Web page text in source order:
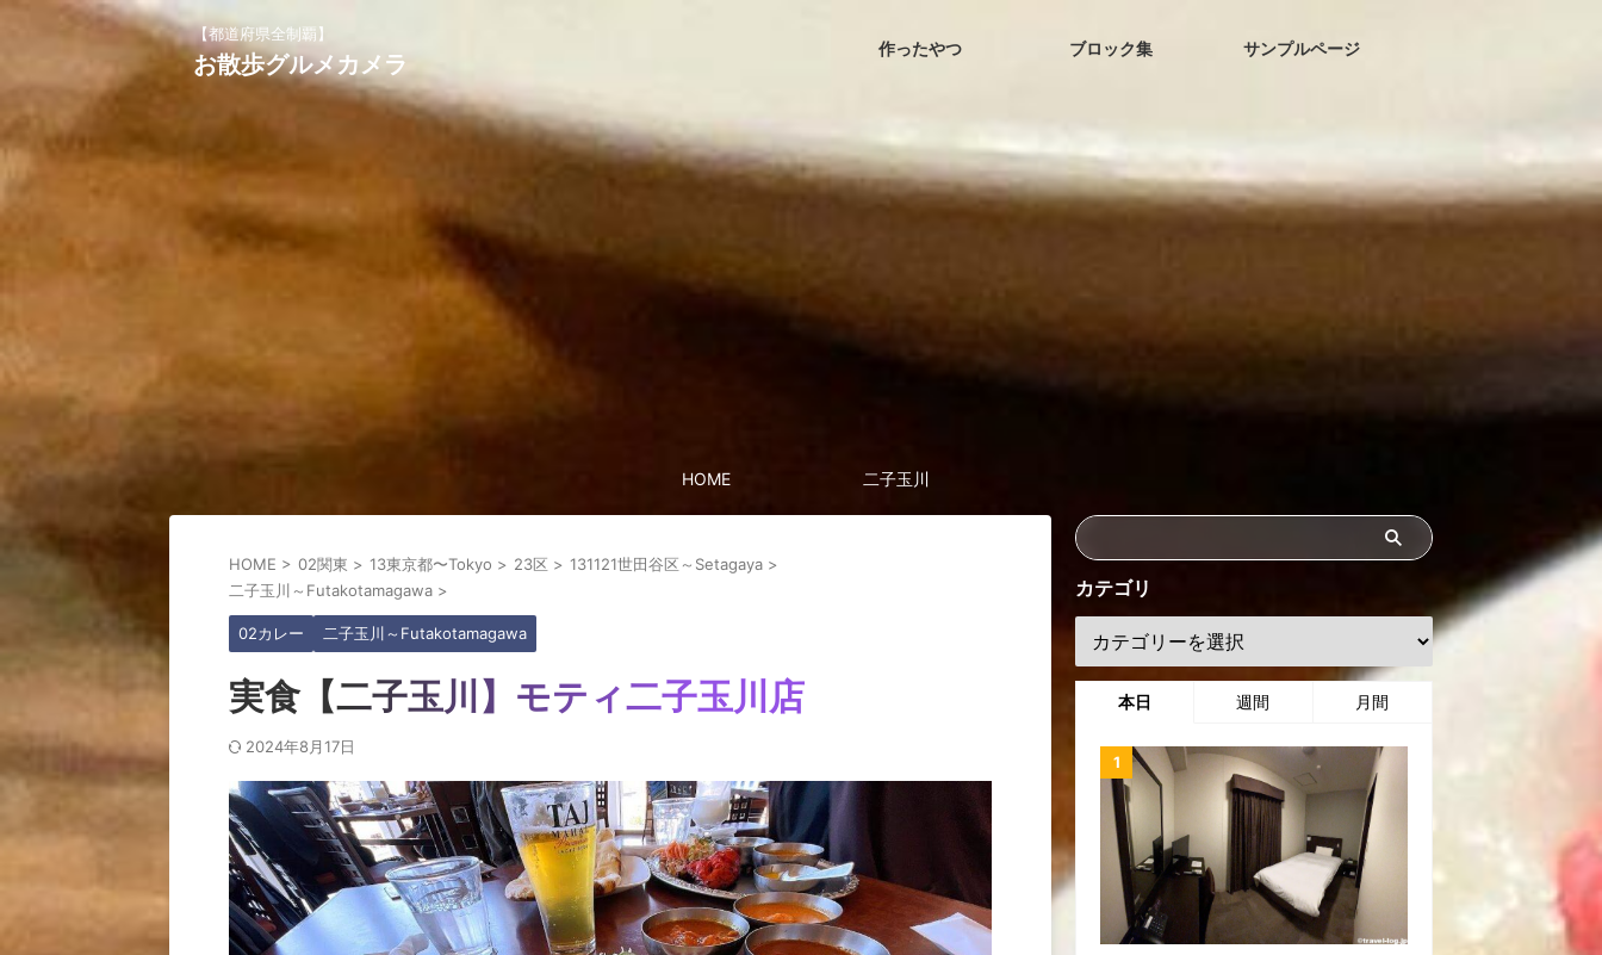
【都道府県全制覇】
お散歩グルメカメラ
作ったやつ ブロック集 サンプルページ
HOME 二子玉川
HOME > 02関東 > 13東京都〜Tokyo > 23区 > 131121世田谷区～Setagaya >
二子玉川～Futakotamagawa >
02カレー 二子玉川～Futakotamagawa
実食【二子玉川】モティ二子玉川店
2024年8月17日
カテゴリ
本日 週間 月間